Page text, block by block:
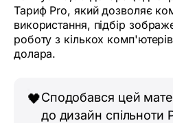
Тариф Pro, який дозволяє
використання, підбір
роботу з кількох
долара.
🖤Сподобався цей
до дизайн спільноти